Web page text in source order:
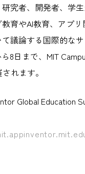
究者、開発者、学
育やAI教育、アプ
議論する国際的なサ
8日まで、MIT
れます。
Global Education